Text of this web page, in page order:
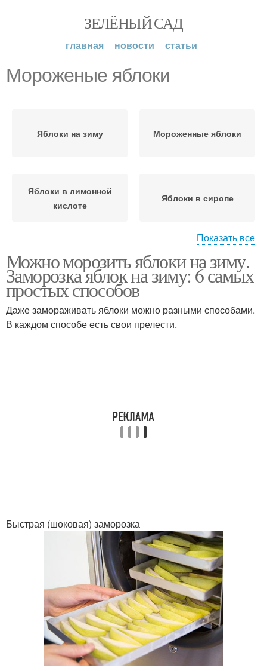
ЗЕЛЁНЫЙ САД
главная новости статьи
Мороженые яблоки
Яблоки на зиму Мороженные яблоки
Яблоки в лимонной
кислоте
Яблоки в сиропе
Яблоки в сахаре Целые яблоки
Показать все
Можно морозить яблоки на зиму.
Заморозка яблок на зиму: 6 самых
простых способов
Даже замораживать яблоки можно разными способами.
В каждом способе есть свои прелести.
Быстрая (шоковая) заморозка